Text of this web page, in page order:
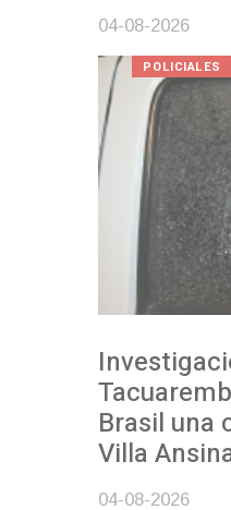
04-08-2026
Investigación
Tacuarembó
Brasil una
Villa Ansina
04-08-2026
POLICIALES